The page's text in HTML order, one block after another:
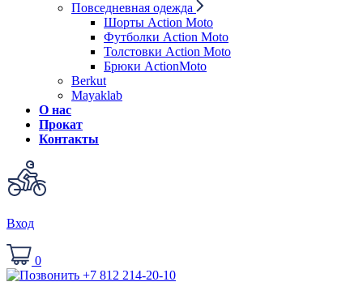
Повседневная одежда
Шорты Action Moto
Футболки Action Moto
Толстовки Action Moto
Брюки ActionMoto
Berkut
Mayaklab
О нас
Прокат
Контакты
Вход
0